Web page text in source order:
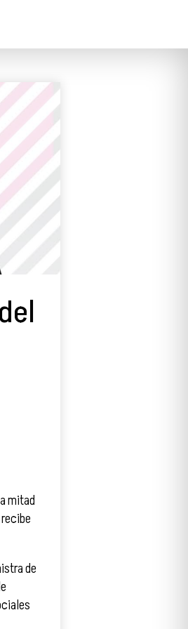
mitad
de